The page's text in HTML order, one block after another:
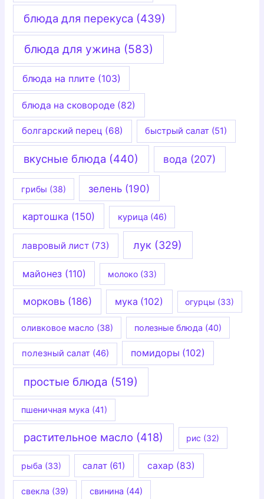
блюда для перекуса (439)
блюда для ужина (583)
блюда на плите(103)
блюда на сковороде (82)
болгарский перец (68) быстрый салат (51)
вкусные блюда (440) вода (207)
грибы (38) зелень (190)
картошка (150) курица (46)
лавровый лист (73) лук (329)
майонез(110) молоко (33)
морковь(186) мука (102) огурцы (33)
оливковое масло (38) полезные блюда (40)
полезный салат(46) помидоры (102)
простые блюда (519)
пшеничная мука (41)
растительное масло (418) рис (32)
рыба (33) салат (61) сахар (83)
свекла (39) свинина (44)